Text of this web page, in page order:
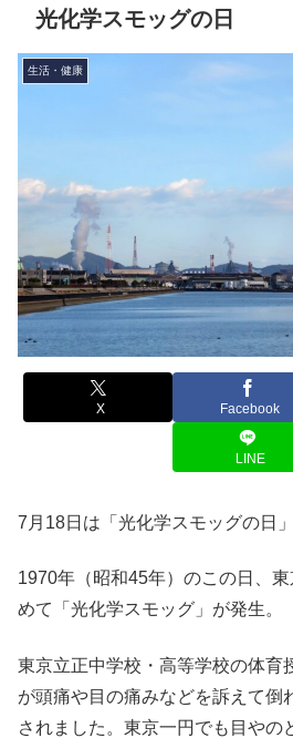
光化学スモッグの日
生活・健康
X Facebook
LINE
7月18日は「光化学スモッグの日」
1970年（昭和45年）のこの日、
めて「光化学スモッグ」が発生。
東京立正中学校・高等学校の体育
が頭痛や目の痛みなどを訴えて倒
されました。東京一円でも目やの